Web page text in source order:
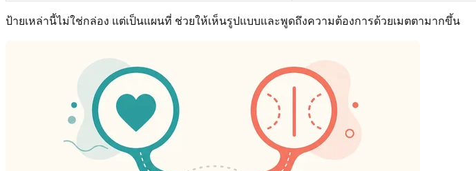
ป้ายเหล่านี้ไม่ใช่กล่อง แต่เป็นแผนที่ ช่วยให้เห็นรูปแบบและพูดถึงความต้องการด้วยเมตตามากขึ้น